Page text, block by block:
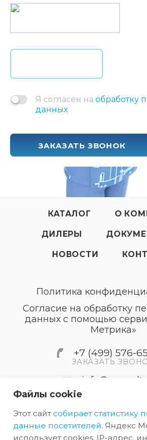
Я согласен на обработку
данных
ЗАКАЗАТЬ ЗВОНОК
КАТАЛОГ О
ДИЛЕРЫ
НОВОСТИ
Политика
Согласие на обработку
данных с помощью
Метрика»
+7 (499) 576-
ЗАКАЗАТЬ
шоссе, дом 41А,
пом.22
Файлы cookie
Этот сайт собирает статистику
данные посетителей. Яндекс
использует cookies, IP-адрес,